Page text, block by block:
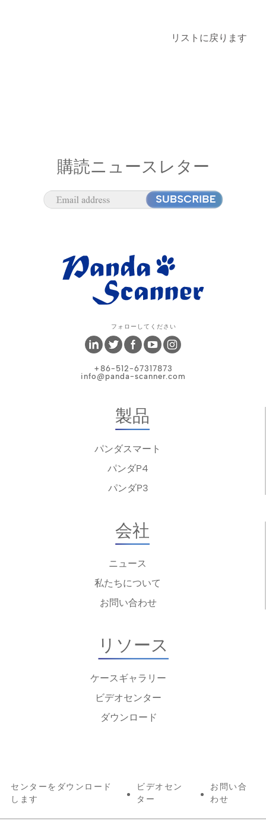
リストに戻ります
購読ニュースレター
フォローしてください
+86-512-67317873
info@panda-scanner.com
製品
パンダスマート
パンダP4
パンダP3
会社
ニュース
私たちについて
お問い合わせ
リソース
ケースギャラリー
ビデオセンター
ダウンロード
センターをダウンロード
します
ビデオセン
ター
お問い合
わせ